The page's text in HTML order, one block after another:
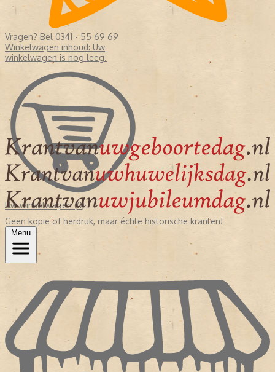
Vragen? Bel 0341 - 55 69 69
Winkelwagen inhoud: Uw
winkelwagen is nog leeg.
Uw winkelwagen (0)
Geen kopie of herdruk, maar échte historische kranten!
Menu